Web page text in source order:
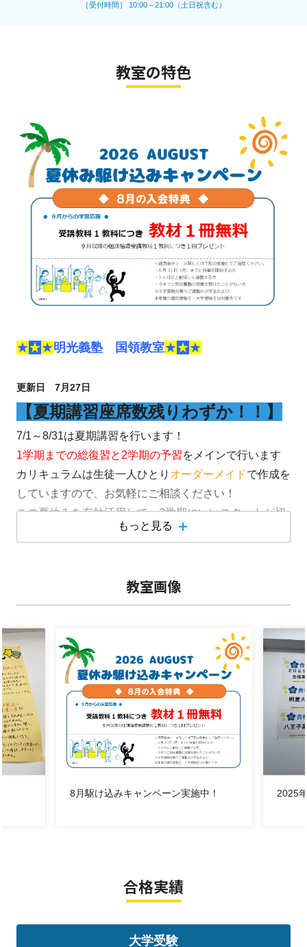
［受付時間］ 10:00～21:00（土日祝含む）
教室の特色
★★★明光義塾 国領教室★★★
更新日 7月27日
【夏期講習座席数残りわずか！！】
7/1～8/31は夏期講習を行います！
1学期までの総復習と2学期の予習をメインで行います
カリキュラムは生徒一人ひとり オーダーメイドで作成を
していますので、お気軽にご相談ください！
この夏休みを有効活用して、2学期にいいスタートが切
れるように一緒に頑張っていきましょう！！
染地、第二、八雲台、杉森、国領、柏野など
私立小にお通いの生徒さんも大歓迎です
学校の授業の宿題のサポートはお任せください
特に算数では、小数、分数、およその数、単位量当たり
の大きさ、割合や百分率、場合の数などの単元がつまず
きやすいので、
早めに対策をすることが重要です
英語に関しては、中学から本格的に単語や文法がスター
小学生のうちに身に着けておくことで、中学に入ってか
明治大学付属明治、晃華学園、桐朋女子など
受験をするか迷っている人もまずは一度お話だけでも大
もっと見る
教室画像
8月駆け込みキャンペーン実施中！ 2025
合格実績
大学受験